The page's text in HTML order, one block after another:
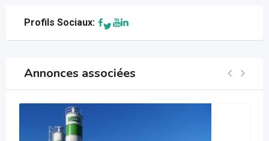
Profils Sociaux:
Annonces associées